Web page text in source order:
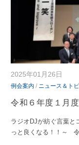
2025年01月26日
例会案内 / ニュース＆ト
令和６年度１月
ラジオDJが紡ぐ言葉と
っと良くなる！！～